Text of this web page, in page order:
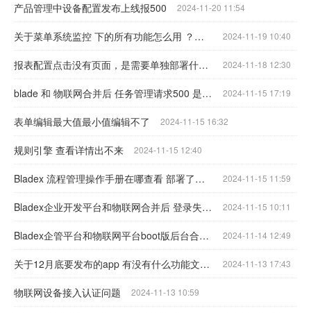
产品管理中设备配置发布上线报500 2024-11-20 11:54
关于菜单系统监控 下的所有功能怎么用 ？只是修改配置还是需要部署什么东西 2024-11-19 10:40
报表配置点击没有页面，是需要单独部署什么项目吗 2024-11-18 12:30
blade 和 物联网合并后 任务管理请求500 是需要单独部署什么服务码 2024-11-15 17:19
表单编辑最大值最小值编辑不了 2024-11-15 16:32
规则引擎 查看详情出不来 2024-11-15 12:40
Bladex 流程管理操作手册在哪查看 部署了不会操作 2024-11-15 11:59
Bladex企业开发平台和物联网合并后 登录失败 报用户密码强度过低 2024-11-15 10:11
Bladex企管平台和物联网平台boot版后台合并 依赖下载问题 2024-11-14 12:49
关于12月底要发布的app 有没有什么功能文档可以看看 2024-11-13 17:43
物联网设备接入认证问题 2024-11-13 10:59